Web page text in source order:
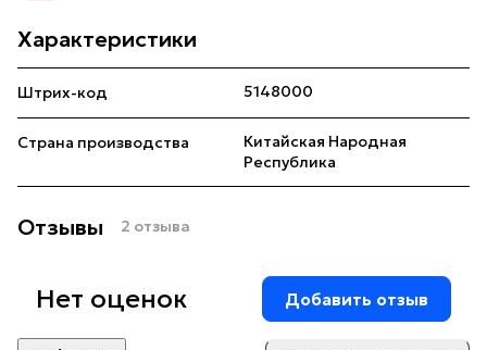
Характеристики
Штрих-код 5148000
Страна производства
Китайская Народная
Республика
Отзывы 2 отзыва
Нет оценок Добавить отзыв